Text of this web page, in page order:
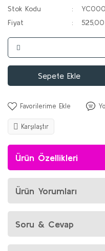
Stok Kodu
Fiyat
Sepete Ekle
Karşılaştır
Ürün Özellikleri
Ürün Yorumları
Soru & Cevap